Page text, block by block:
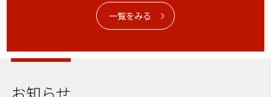
一覧をみる